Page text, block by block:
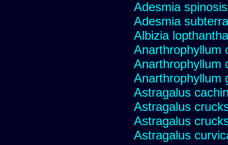
Adesmia
Adesmia
Albizia lopthantha
Anarthrophyllum
Anarthrophyllum
Anarthrophyllum
Astragalus
Astragalus
Astragalus
Astragalus